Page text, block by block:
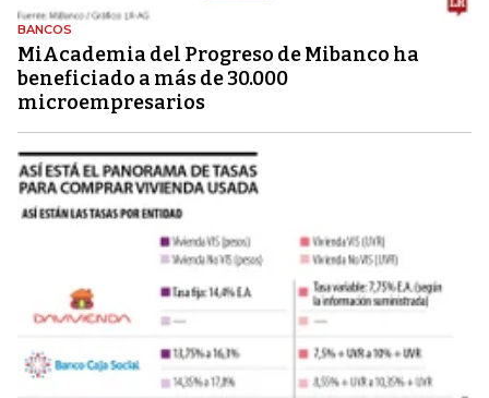
BANCOS
MiAcademia del Progreso de Mibanco ha
beneficiado a más de 30.000
microempresarios